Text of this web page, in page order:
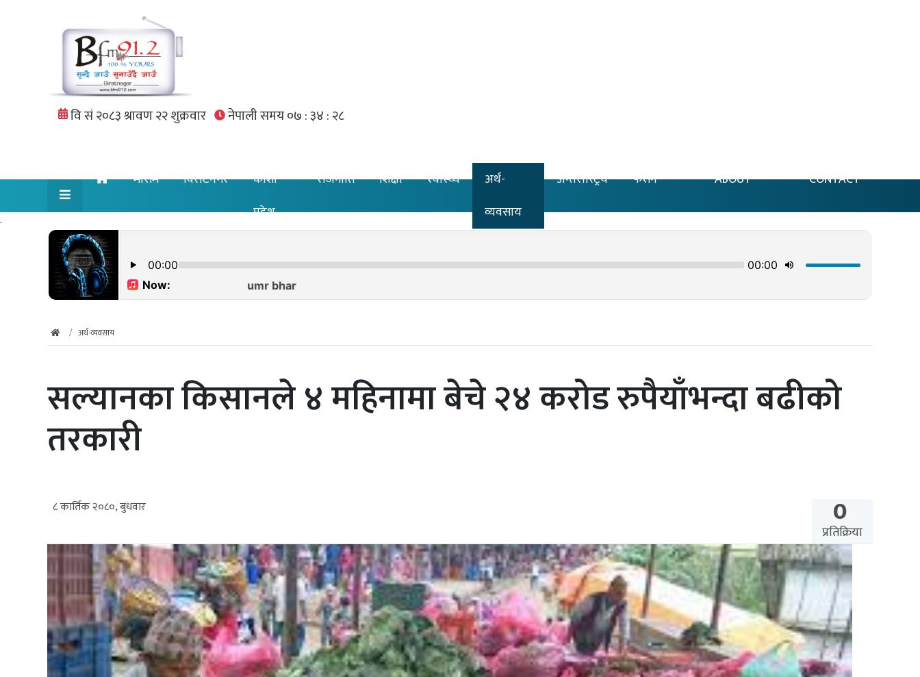
मौसम विराटनगर
कोशी
प्रदेश
राजनीति शिक्षा स्वास्थ्य
अर्थ-
व्यवसाय
अन्तरास्ट्रिय फेसन ABOUT CONTACT
.
अर्थ-व्यवसाय
सल्यानका किसानले ४ महिनामा बेचे २४ करोड रुपैयाँभन्दा बढीको
तरकारी
८ कार्तिक २०८०, बुधवार 0
प्रतिक्रिया